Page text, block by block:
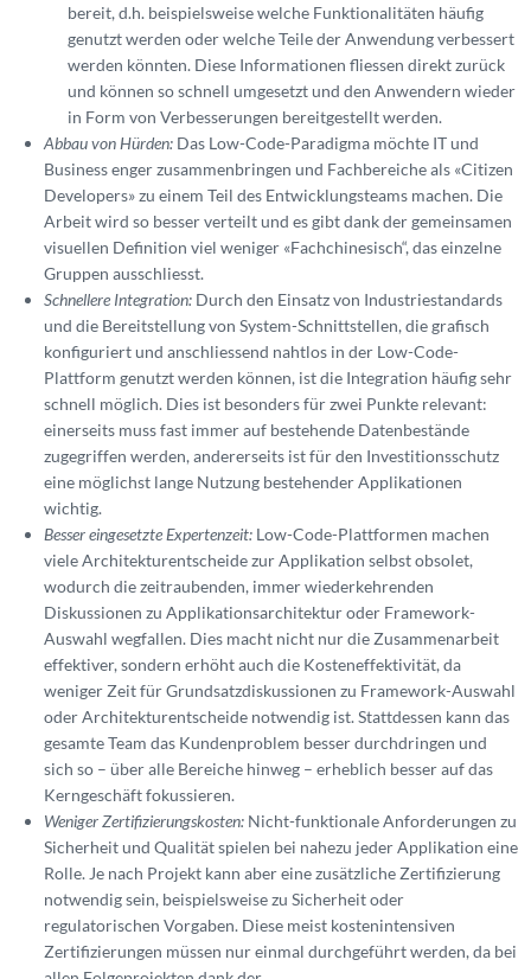
bereit, d.h. beispielsweise welche Funktionalitäten häufig
genutzt werden oder welche Teile der Anwendung verbessert
werden könnten. Diese Informationen fliessen direkt zurück
und können so schnell umgesetzt und den Anwendern wieder
in Form von Verbesserungen bereitgestellt werden.
Abbau von Hürden: Das Low-Code-Paradigma möchte IT und
Business enger zusammenbringen und Fachbereiche als «Citizen
Developers» zu einem Teil des Entwicklungsteams machen. Die
Arbeit wird so besser verteilt und es gibt dank der gemeinsamen
visuellen Definition viel weniger «Fachchinesisch“, das einzelne
Gruppen ausschliesst.
Schnellere Integration: Durch den Einsatz von Industriestandards
und die Bereitstellung von System-Schnittstellen, die grafisch
konfiguriert und anschliessend nahtlos in der Low-Code-
Plattform genutzt werden können, ist die Integration häufig sehr
schnell möglich. Dies ist besonders für zwei Punkte relevant:
einerseits muss fast immer auf bestehende Datenbestände
zugegriffen werden, andererseits ist für den Investitionsschutz
eine möglichst lange Nutzung bestehender Applikationen
wichtig.
Besser eingesetzte Expertenzeit: Low-Code-Plattformen machen
viele Architekturentscheide zur Applikation selbst obsolet,
wodurch die zeitraubenden, immer wiederkehrenden
Diskussionen zu Applikationsarchitektur oder Framework-
Auswahl wegfallen. Dies macht nicht nur die Zusammenarbeit
effektiver, sondern erhöht auch die Kosteneffektivität, da
weniger Zeit für Grundsatzdiskussionen zu Framework-Auswahl
oder Architekturentscheide notwendig ist. Stattdessen kann das
gesamte Team das Kundenproblem besser durchdringen und
sich so – über alle Bereiche hinweg – erheblich besser auf das
Kerngeschäft fokussieren.
Weniger Zertifizierungskosten: Nicht-funktionale Anforderungen zu
Sicherheit und Qualität spielen bei nahezu jeder Applikation eine
Rolle. Je nach Projekt kann aber eine zusätzliche Zertifizierung
notwendig sein, beispielsweise zu Sicherheit oder
regulatorischen Vorgaben. Diese meist kostenintensiven
Zertifizierungen müssen nur einmal durchgeführt werden, da bei